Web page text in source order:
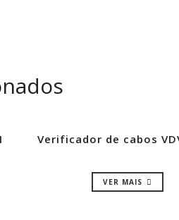
Verificador de cabos
VER MAIS